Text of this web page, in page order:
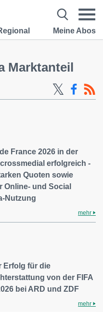
Meine Abos
Marktanteil
France 2026 in der
erfolgreich -
Quoten sowie
Online- und Social
Nutzung
mehr
Erfolg für die
von der FIFA
bei ARD und ZDF
mehr